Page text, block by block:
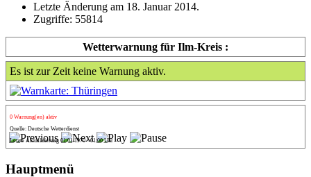
Letzte Änderung am 18. Januar 2014.
Zugriffe: 55814
Wetterwarnung für Ilm-Kreis :
Es ist zur Zeit keine Warnung aktiv.
0 Warnung(en) aktiv
Quelle: Deutsche Wetterdienst
Letzte Aktualisierung 01/01/1970 - 01:00 Uhr
Hauptmenü